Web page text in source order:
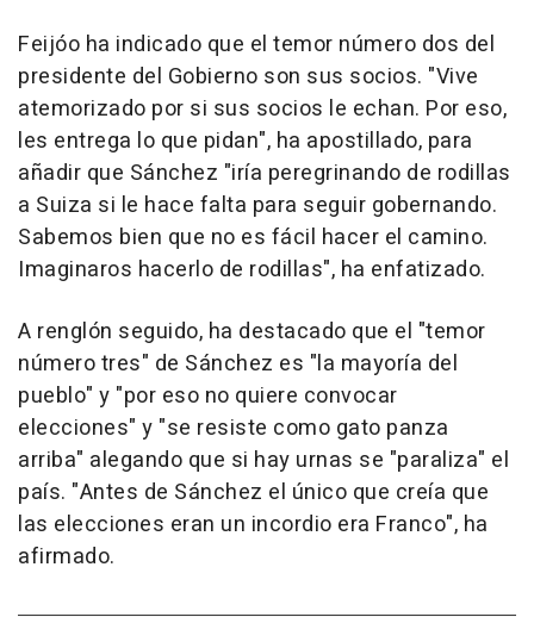
Feijóo ha indicado que el temor número dos del
presidente del Gobierno son sus socios. "Vive
atemorizado por si sus socios le echan. Por eso,
les entrega lo que pidan", ha apostillado, para
añadir que Sánchez "iría peregrinando de rodillas
a Suiza si le hace falta para seguir gobernando.
Sabemos bien que no es fácil hacer el camino.
Imaginaros hacerlo de rodillas", ha enfatizado.
A renglón seguido, ha destacado que el "temor
número tres" de Sánchez es "la mayoría del
pueblo" y "por eso no quiere convocar
elecciones" y "se resiste como gato panza
arriba" alegando que si hay urnas se "paraliza" el
país. "Antes de Sánchez el único que creía que
las elecciones eran un incordio era Franco", ha
afirmado.